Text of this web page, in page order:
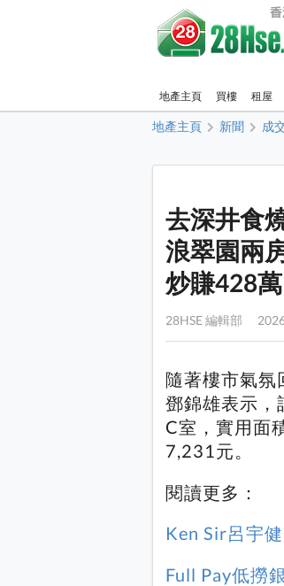
地產主頁 買樓 租屋
地產主頁 新聞 成
去深井食
浪翠園兩
炒賺428
28HSE 編輯部
隨著樓市氣氛
鄧錦雄表示，
C室，實用面
7,231元。
閱讀更多：
Ken Sir呂宇
Full Pay低撈